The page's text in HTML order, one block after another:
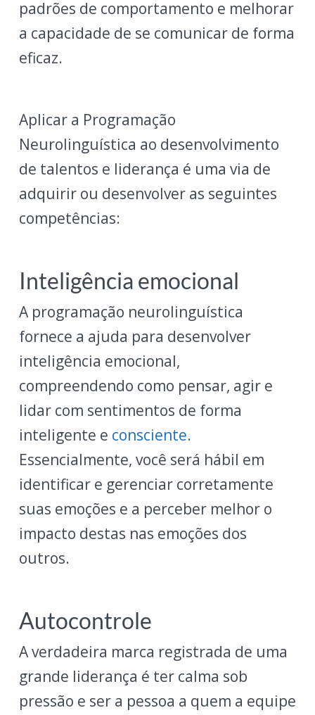
padrões de comportamento e melhorar
a capacidade de se comunicar de forma
eficaz.
Aplicar a Programação
Neurolinguística ao desenvolvimento
de talentos e liderança é uma via de
adquirir ou desenvolver as seguintes
competências:
Inteligência emocional
A programação neurolinguística
fornece a ajuda para desenvolver
inteligência emocional,
compreendendo como pensar, agir e
lidar com sentimentos de forma
inteligente e consciente.
Essencialmente, você será hábil em
identificar e gerenciar corretamente
suas emoções e a perceber melhor o
impacto destas nas emoções dos
outros.
Autocontrole
A verdadeira marca registrada de uma
grande liderança é ter calma sob
pressão e ser a pessoa a quem a equipe